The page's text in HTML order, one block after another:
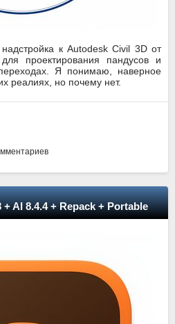
к Autodesk Civil 3D от
проектирования пандусов и
Я понимаю, наверное
реалиях, но почему нет.
AI 8.4.4 + Repack + Portable